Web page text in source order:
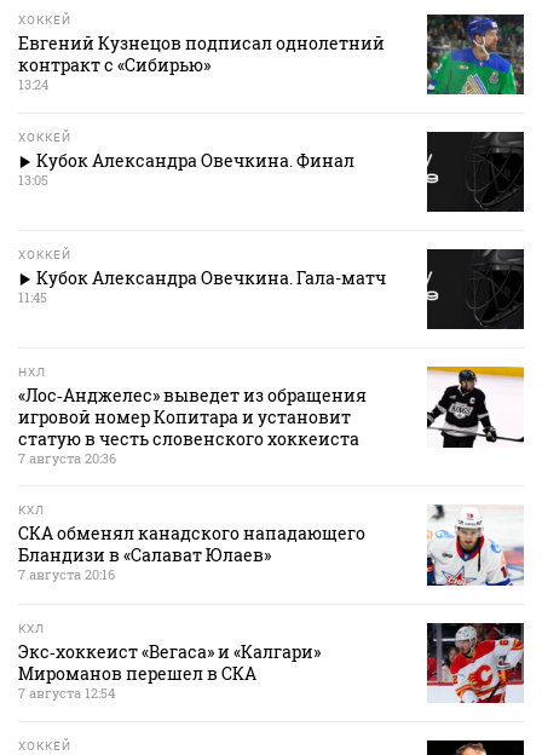
ХОККЕЙ
Евгений Кузнецов подписал однолетний
контракт с «Сибирью»
13:24
ХОККЕЙ
Кубок Александра Овечкина. Финал
13:05
ХОККЕЙ
Кубок Александра Овечкина. Гала-матч
11:45
НХЛ
«Лос‑Анджелес» выведет из обращения
игровой номер Копитара и установит
статую в честь словенского хоккеиста
7 августа 20:36
КХЛ
СКА обменял канадского нападающего
Бландизи в «Салават Юлаев»
7 августа 20:16
КХЛ
Экс‑хоккеист «Вегаса» и «Калгари»
Мироманов перешел в СКА
7 августа 12:54
ХОККЕЙ